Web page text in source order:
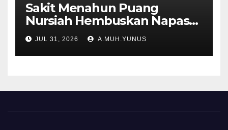
Sakit Menahun Puang
Nursiah Hembuskan Napas
Terakhir
JUL 31, 2026 A.MUH.YUNUS